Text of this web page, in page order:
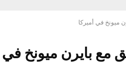
ميونخ في أميركا
مع بايرن ميونخ في